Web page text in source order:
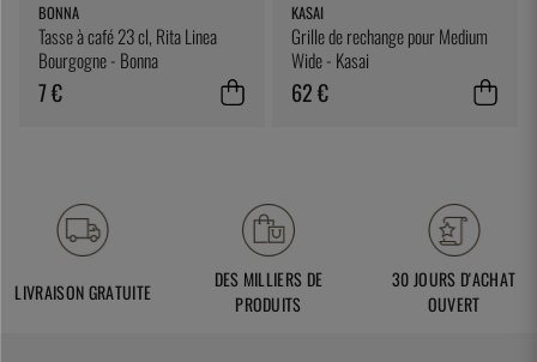
BONNA
Tasse à café 23 cl, Rita Linea
Bourgogne - Bonna
7 €
KASAI
Grille de rechange pour Medium
Wide - Kasai
62 €
LIVRAISON GRATUITE
DES MILLIERS DE
PRODUITS
30 JOURS D'ACHAT
OUVERT